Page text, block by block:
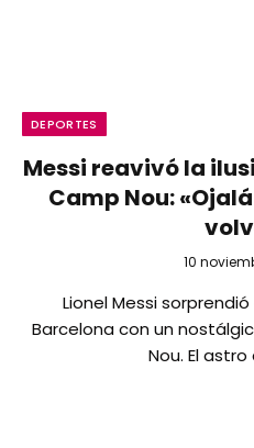
DEPORTES
Messi reavivó la
Camp Nou:
10
Lionel Messi
Barcelona con un
Nou. El